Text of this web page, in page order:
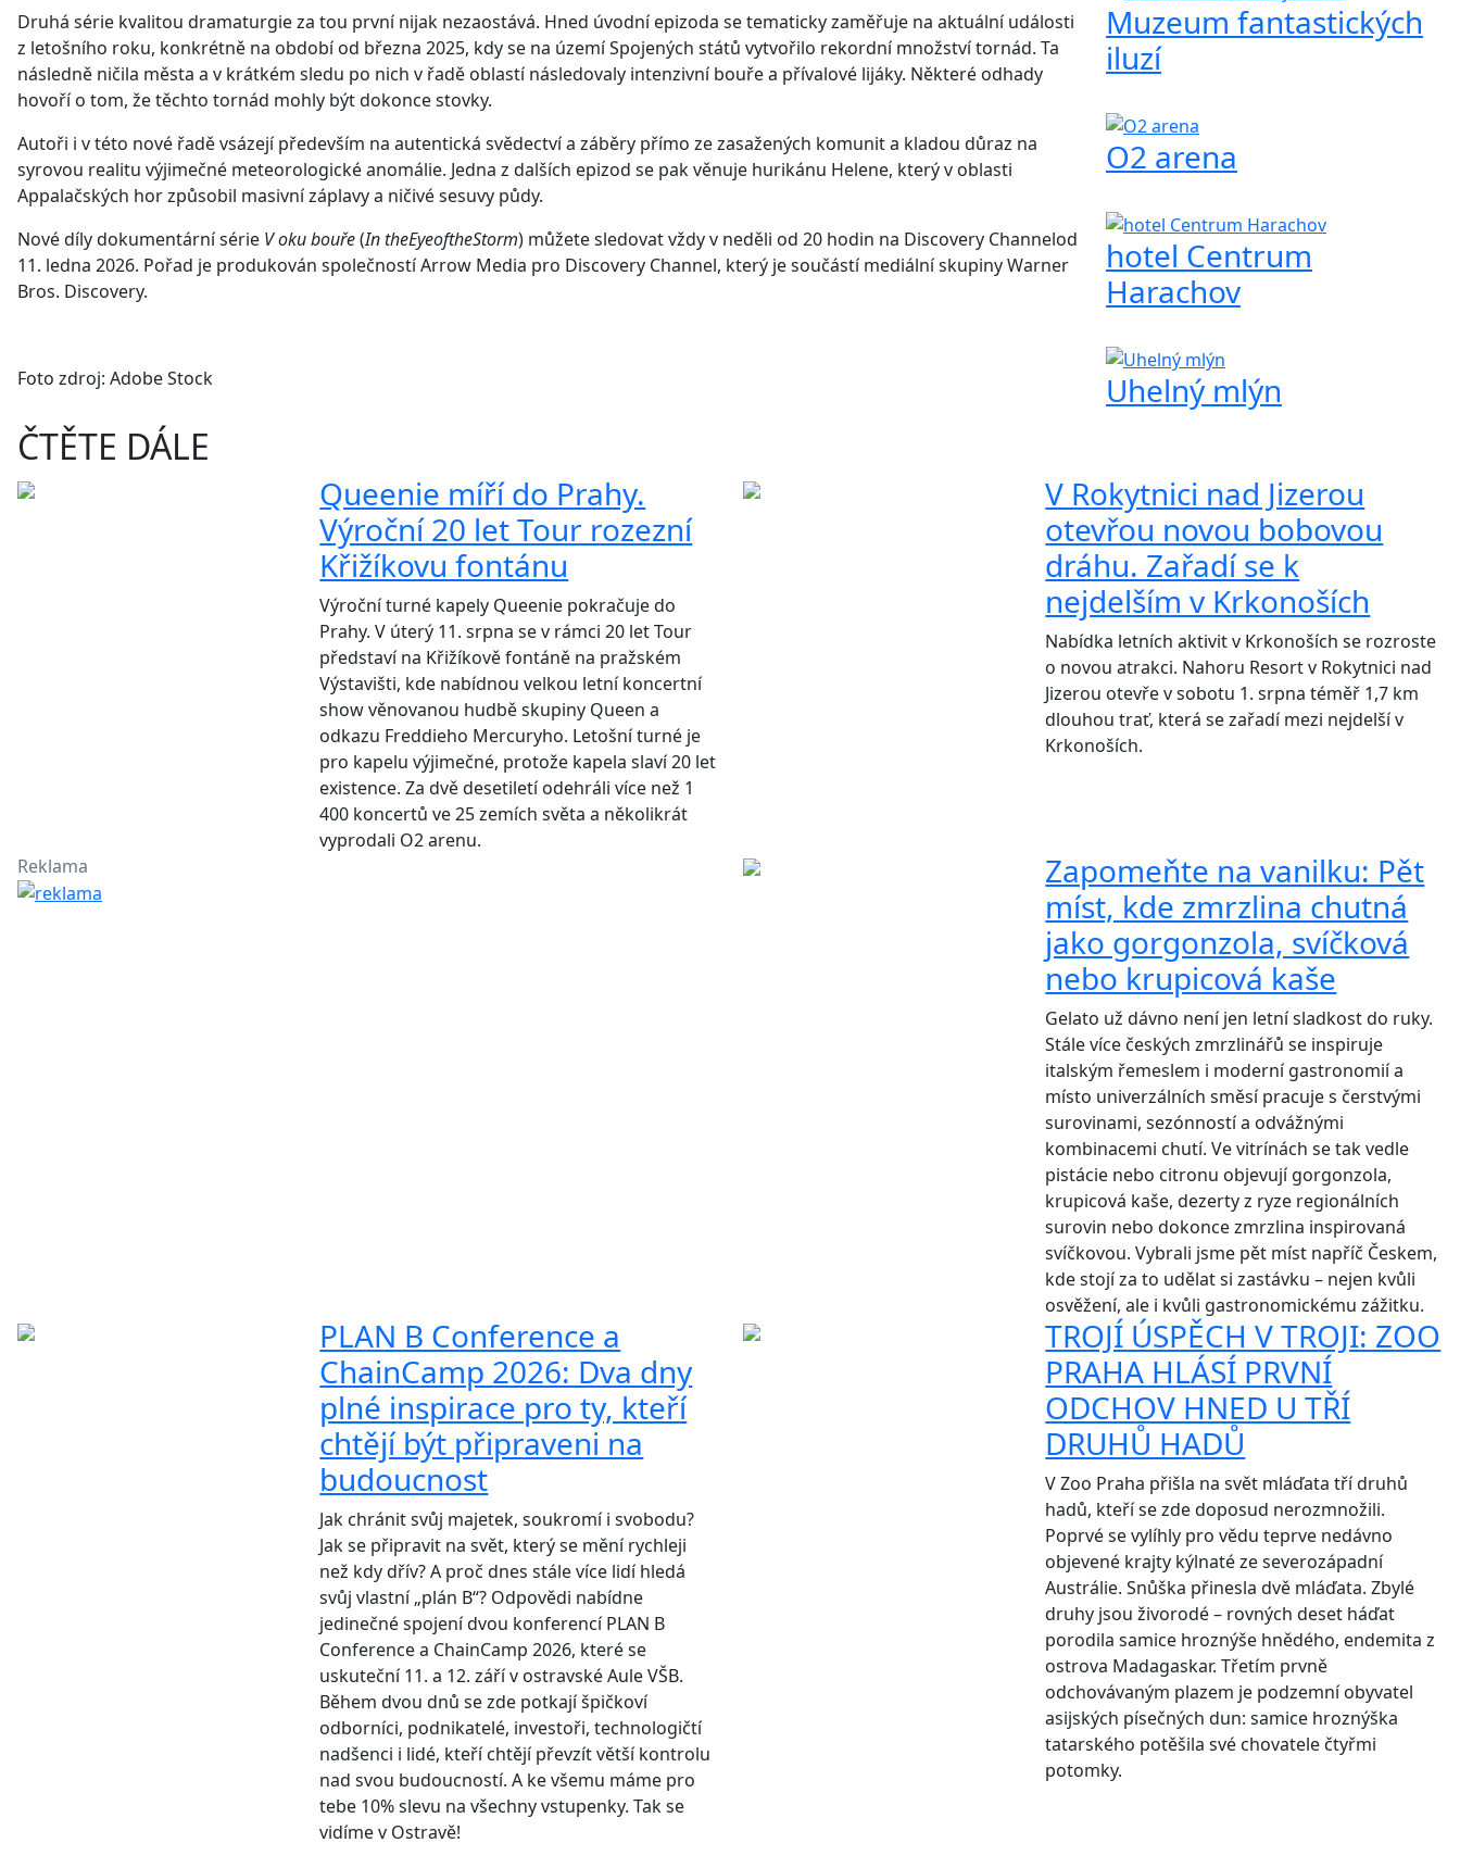
Druhá série kvalitou dramaturgie za tou první nijak nezaostává. Hned úvodní epizoda se tematicky zaměřuje na aktuální události
z letošního roku, konkrétně na období od března 2025, kdy se na území Spojených států vytvořilo rekordní množství tornád. Ta
následně ničila města a v krátkém sledu po nich v řadě oblastí následovaly intenzivní bouře a přívalové lijáky. Některé odhady
hovoří o tom, že těchto tornád mohly být dokonce stovky.
Autoři i v této nové řadě vsázejí především na autentická svědectví a záběry přímo ze zasažených komunit a kladou důraz na
syrovou realitu výjimečné meteorologické anomálie. Jedna z dalších epizod se pak věnuje hurikánu Helene, který v oblasti
Appalačských hor způsobil masivní záplavy a ničivé sesuvy půdy.
Nové díly dokumentární série V oku bouře(In theEyeoftheStorm) můžete sledovat vždy v neděli od 20 hodin na Discovery Channelod
11. ledna 2026. Pořad je produkován společností Arrow Media pro Discovery Channel, který je součástí mediální skupiny Warner
Bros. Discovery.
Foto zdroj: Adobe Stock
Muzeum fantastických
iluzí
O2 arena
hotel Centrum
Harachov
Uhelný mlýn
ČTĚTE DÁLE
Queenie míří do Prahy.
Výroční 20 let Tour rozezní
Křižíkovu fontánu
Výroční turné kapely Queenie pokračuje do
Prahy. V úterý 11. srpna se v rámci 20 let Tour
představí na Křižíkově fontáně na pražském
Výstavišti, kde nabídnou velkou letní koncertní
show věnovanou hudbě skupiny Queen a
odkazu Freddieho Mercuryho. Letošní turné je
pro kapelu výjimečné, protože kapela slaví 20 let
existence. Za dvě desetiletí odehráli více než 1
400 koncertů ve 25 zemích světa a několikrát
vyprodali O2 arenu.
V Rokytnici nad Jizerou
otevřou novou bobovou
dráhu. Zařadí se k
nejdelším v Krkonoších
Nabídka letních aktivit v Krkonoších se rozroste
o novou atrakci. Nahoru Resort v Rokytnici nad
Jizerou otevře v sobotu 1. srpna téměř 1,7 km
dlouhou trať, která se zařadí mezi nejdelší v
Krkonoších.
Reklama
Zapomeňte na vanilku: Pět
míst, kde zmrzlina chutná
jako gorgonzola, svíčková
nebo krupicová kaše
Gelato už dávno není jen letní sladkost do ruky.
Stále více českých zmrzlinářů se inspiruje
italským řemeslem i moderní gastronomií a
místo univerzálních směsí pracuje s čerstvými
surovinami, sezónností a odvážnými
kombinacemi chutí. Ve vitrínách se tak vedle
pistácie nebo citronu objevují gorgonzola,
krupicová kaše, dezerty z ryze regionálních
surovin nebo dokonce zmrzlina inspirovaná
svíčkovou. Vybrali jsme pět míst napříč Českem,
kde stojí za to udělat si zastávku – nejen kvůli
osvěžení, ale i kvůli gastronomickému zážitku.
PLAN B Conference a
ChainCamp 2026: Dva dny
plné inspirace pro ty, kteří
chtějí být připraveni na
budoucnost
Jak chránit svůj majetek, soukromí i svobodu?
Jak se připravit na svět, který se mění rychleji
než kdy dřív? A proč dnes stále více lidí hledá
svůj vlastní „plán B“? Odpovědi nabídne
jedinečné spojení dvou konferencí PLAN B
Conference a ChainCamp 2026, které se
uskuteční 11. a 12. září v ostravské Aule VŠB.
Během dvou dnů se zde potkají špičkoví
odborníci, podnikatelé, investoři, technologičtí
nadšenci i lidé, kteří chtějí převzít větší kontrolu
nad svou budoucností. A ke všemu máme pro
tebe 10% slevu na všechny vstupenky. Tak se
vidíme v Ostravě!
TROJÍ ÚSPĚCH V TROJI: ZOO
PRAHA HLÁSÍ PRVNÍ
ODCHOV HNED U TŘÍ
DRUHŮ HADŮ
V Zoo Praha přišla na svět mláďata tří druhů
hadů, kteří se zde doposud nerozmnožili.
Poprvé se vylíhly pro vědu teprve nedávno
objevené krajty kýlnaté ze severozápadní
Austrálie. Snůška přinesla dvě mláďata. Zbylé
druhy jsou živorodé – rovných deset háďat
porodila samice hroznýše hnědého, endemita z
ostrova Madagaskar. Třetím prvně
odchovávaným plazem je podzemní obyvatel
asijských písečných dun: samice hroznýška
tatarského potěšila své chovatele čtyřmi
potomky.